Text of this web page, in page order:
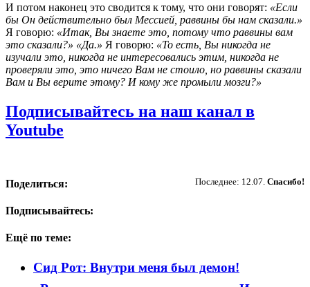
И потом наконец это сводится к тому, что они говорят: «Если
бы Он действительно был Мессией, раввины бы нам сказали.»
Я говорю: «Итак, Вы знаете это, потому что раввины вам
это сказали?» «Да.» Я говорю: «То есть, Вы никогда не
изучали это, никогда не интересовались этим, никогда не
проверяли это, это ничего Вам не стоило, но раввины сказали
Вам и Вы верите этому? И кому же промыли мозги?»
Подписывайтесь на наш канал в
Youtube
Последнее: 12.07. Спасибо!
Поделиться:
Подписывайтесь:
Ещё по теме:
Сид Рот: Внутри меня был демон!